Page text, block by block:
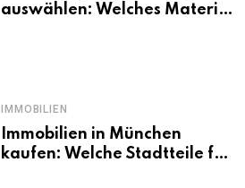
auswählen: Welches Material
IMMOBILIEN
Immobilien in München
kaufen: Welche Stadtteile für